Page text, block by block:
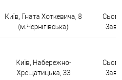
Київ, Гната Хоткевича, 8
(м.Чернігівська)
Київ, Набережно-
Хрещатицька, 33